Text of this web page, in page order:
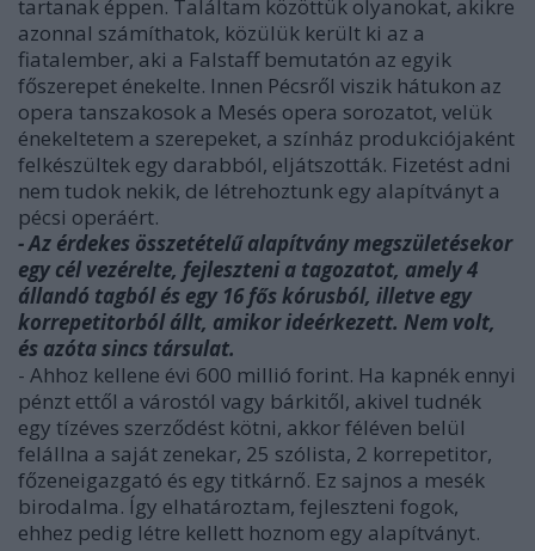
tartanak éppen. Találtam közöttük olyanokat, akikre
azonnal számíthatok, közülük került ki az a
fiatalember, aki a Falstaff bemutatón az egyik
főszerepet énekelte. Innen Pécsről viszik hátukon az
opera tanszakosok a Mesés opera sorozatot, velük
énekeltetem a szerepeket, a színház produkciójaként
felkészültek egy darabból, eljátszották. Fizetést adni
nem tudok nekik, de létrehoztunk egy alapítványt a
pécsi operáért.
- Az érdekes összetételű alapítvány megszületésekor
egy cél vezérelte, fejleszteni a tagozatot, amely 4
állandó tagból és egy 16 fős kórusból, illetve egy
korrepetitorból állt, amikor ideérkezett. Nem volt,
és azóta sincs társulat.
- Ahhoz kellene évi 600 millió forint. Ha kapnék ennyi
pénzt ettől a várostól vagy bárkitől, akivel tudnék
egy tízéves szerződést kötni, akkor féléven belül
felállna a saját zenekar, 25 szólista, 2 korrepetitor,
főzeneigazgató és egy titkárnő. Ez sajnos a mesék
birodalma. Így elhatároztam, fejleszteni fogok,
ehhez pedig létre kellett hoznom egy alapítványt.